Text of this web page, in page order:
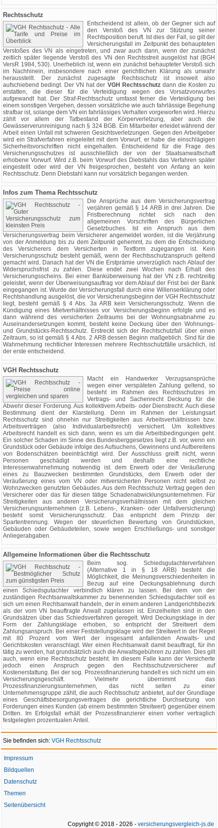
Rechtsschutz
Entscheidend ist allein, ob der Gegner sich auf
den Verstoß des VN zur Stützung seiner
Rechtsposition beruft. Ist dies der Fall, so gilt der
Versicherungsfall im Zeitpunkt des behaupteten
Verstoßes des VN als eingetreten, und zwar auch dann, wenn der zunächst
zeitlich später liegende Verstoß des VN den Rechtsstreit ausgelöst hat (BGH
VersR 1984, 530). Unerheblich ist, wenn ein zunächst behaupteter Verstoß sich
im Nachhinein, insbesondere nach einer gerichtlichen Klärung als unwahr
herausstellt. Der zunächst zugesagte Rechtsschutz ist insoweit also
aufschiebend bedingt. Der VN hat der VGH Rechtsschutz dann die Kosten zu
erstatten, die dieser für die Verteidigung wegen des Vorsatzvorwurfes
aufgewandt hat. Der Straf-Rechtsschutz umfasst ferner die Verteidigung bei
einem sonstigen Vergehen, dessen vorsätzliche wie auch fahrlässige Begehung
strafbar ist, solange dem VN ein fahrlässiges Verhalten vorgeworfen wird. Hierzu
zählt vor allem der Tatbestand der Körperverletzung, aber auch die
Gewässerverunreinigung nach § 324 BGB. Ein Mitarbeiter erleidet während der
Arbeit einen Unfall mit schweren Gesichtsverletzungen. Gegen den Arbeitgeber
wird ein Strafverfahren eingeleitet mit dem Vorwurf, er habe die einschlägigen
Sicherheitsvorschriften nicht eingehalten. Entscheidend für die Frage des
Versicherungsschutzes ist ausschließlich der von der Staatsanwaltschaft
erhobene Vorwurf. Wird z.B. beim Vorwurf des Diebstahls das Verfahren später
eingestellt oder wird der VN freigesprochen, besteht von Anfang an kein
Rechtsschutz. Denn Diebstahl kann nur vorsätzlich begangen werden.
Infos zum Thema Rechtsschutz
Die Ansprüche aus dem Versicherungsvertrag
verjähren gemäß § 14 ARB in drei Jahren. Die
Fristberechnung richtet sich nach den
allgemeinen Vorschriften des Bürgerlichen
Gesetzbuches. Ist ein Anspruch aus dem
Versicherungsvertrag beim Versicherer angemeldet worden, ist die Verjährung
von der Anmeldung bis zu dem Zeitpunkt gehemmt, zu dem die Entscheidung
des Versicherers dem Versicherten in Textform zugegangen ist. Kein
Versicherungsschutz besteht gemäß, wenn der Rechtsschutzanspruch geltend
gemacht wird. Danach hat der VN die Erstprämie unverzüglich nach Ablauf der
Widerspruchsfrist zu zahlen. Diese endet zwei Wochen nach Erhalt des
Versicherungsscheins. Bei einer Banküberweisung hat der VN z.B. rechtzeitig
geleistet, wenn der Überweisungsauftrag vor dem Ablauf der Frist bei der Bank
eingegangen ist. Wurde der Versicherungsfall durch eine Willenserklärung oder
Rechtshandlung ausgelöst, die vor Versicherungsbeginn der VGH Rechtsschutz
liegt, besteht gemäß § 4 Abs. 3a ARB kein Versicherungsschutz. Wenn die
Kündigung eines Mietverhältnisses vor Versicherungsbeginn erfolgte und es
dann während des versicherten Zeitraums bei der Wohnungsabnahme zu
Auseinandersetzungen kommt, besteht keine Deckung über den Wohnungs-
und Grundstücks-Rechtsschutz. Erstreckt sich der Rechtschutzfall über einen
Zeitraum, so ist gemäß § 4 Abs. 2 ARB dessen Beginn maßgeblich. Sind für die
Wahrnehmung rechtlicher Interessen mehrere Rechtsschutzfälle ursächlich, ist
der erste entscheidend.
VGH Rechtsschutz
Macht ein Handwerker Verzugsansprüche
wegen einer verspäteten Zahlung geltend, so
besteht im Rahmen des Rechtsschutzes im
Vertrags- und Sachenrecht Deckung für die
Abwehr dieser Forderung. Aus kollektivem Arbeits- oder Dienstrecht: Auch diese
Bestimmung dient der Klarstellung. Denn im Rahmen der Leistungsart
Rechtsschutz sind ohnehin nur Streitigkeiten aus Arbeitsverhältnissen bzw.
Arbeitsverträgen (also Individualarbeitsrecht) versichert. Um kollektives
Arbeitsrecht handelt es sich dann, wenn es um die Arbeitsbedingungen geht.
Ein solcher Schaden im Sinne des Bundesberggesetzes liegt z.B. vor, wenn ein
Grundstück oder Gebäude infolge des Aufsuchens, Gewinnens und Aufbereitens
von Bodenschätzen beeinträchtigt wird. Der Ausschluss greift nicht, wenn
Personen geschädigt werden und deshalb eine rechtliche
Interessenwahrnehmung notwendig ist. dem Erwerb oder der Veräußerung
eines zu Bauzwecken bestimmten Grundstücks, dem Erwerb oder der
Veräußerung eines vom VN oder mitversicherten Personen nicht selbst zu
Wohnzwecken genutzten Gebäudes. Aus dem Rechtsschutz Vertrag gegen den
Versicherer oder das für diesen tätige Schadenabwicklungsunternehmen. Für
Streitigkeiten aus anderen Versicherungsverhältnissen mit dem gleichen
Versicherungsunternehmen (z.B. Lebens-, Kranken- oder Unfallversicherung)
besteht somit Versicherungsschutz. Das entspricht dem Prinzip der
Spartentrennung. Wegen der steuerlichen Bewertung von Grundstücken,
Gebäuden oder Gebäudeteilen, sowie wegen Erschließungs- und sonstiger
Anliegerabgaben.
Allgemeine Informationen über die Rechtsschutz
Beim sog. Schiedsgutachterverfahren
(Alternative 1 in § 18 ARB) besteht die
Möglichkeit, die Meinungsverschiedenheiten in
Bezug auf eine Deckungsablehnung durch
einen Schiedsgutachter verbindlich klären zu lassen. Bei dem von der
zuständigen Rechtsanwaltskammer zu benennenden Schiedsgutachter soll es
sich um einen Rechtsanwalt handeln, der in einem anderen Landgerichtsbezirk
als der vom VN beauftragte Anwalt zugelassen ist. Einzelheiten sind in den
Grundsätzen über das Schiedsverfahren geregelt. Wird Deckungsklage in der
Form der Zahlungsklage erhoben, so entspricht der Streitwert dem
Zahlungsanspruch. Bei einer Feststellungsklage wird der Streitwert in der Regel
mit 80 Prozent vom Wert der insgesamt anfallenden Anwalts- und
Gerichtskosten veranschlagt. Wer einen Rechtsanwalt damit beauftragt, für ihn
tätig zu werden, hat grundsätzlich auch die Anwaltsgebühren zu zahlen. Dies gilt
auch, wenn eine Rechtsschutz besteht. Im diesem Falle kann der Versicherte
jedoch einen Anspruch gegen den Rechtsschutzversicherer auf
Kostenerstattung. Bei der sog. Prozessfinanzierung handelt es sich nicht um ein
Versicherungsgeschäft. Vielmehr übernimmt das
Prozessfinanzierungsunternehmen, das nicht selten zu einer
Unternehmensgruppe zählt, die auch Rechtsschutz anbietet, auf der Grundlage
eines Geschäftsbesorgungsvertrages die gerichtliche Durchsetzung von
Forderungen eines Kunden (ab einem bestimmten Streitwert) gegenüber einem
Dritten. Im Erfolgsfall erhält der Prozessfinanzierer einen vorher vertraglich
festgelegten prozentualen Anteil.
Sie befinden sich: VGH Rechtsschutz
Impressum
Bildquellen
Datenschutz
Themen
Seitenübersicht
Copyright © 2018 - 2026 - versicherungsvergleich-js.de